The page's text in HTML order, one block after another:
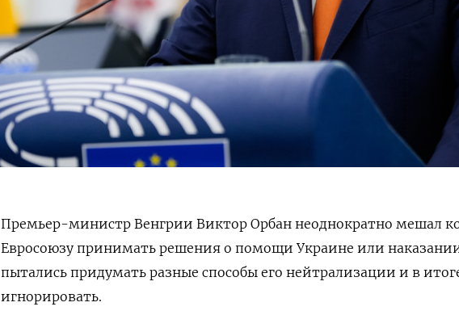
Премьер-министр Венгрии Виктор Орбан неоднократно мешал
Евросоюзу принимать решения о помощи Украине или
пытались придумать разные способы его нейтрализации и в
игнорировать.